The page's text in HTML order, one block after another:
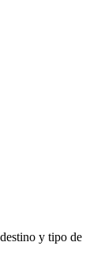
y tipo de